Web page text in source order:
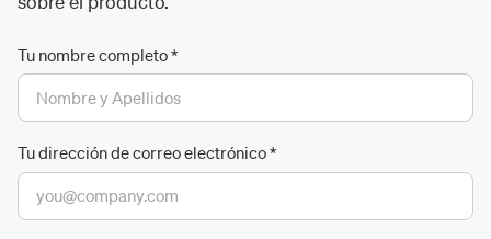
Tu nombre completo*
Tu dirección de correo electrónico*